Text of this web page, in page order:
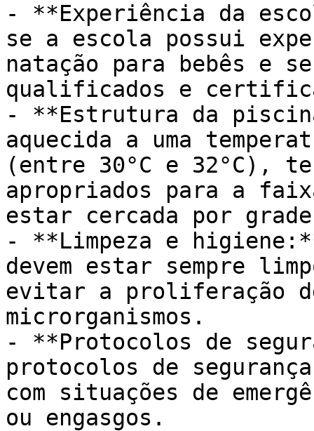
- **Experiência da
se a escola possui
natação para bebês e
qualificados e
- **Estrutura da
aquecida a uma
(entre 30°C e 32°C),
apropriados para a
estar cercada por
- **Limpeza e
devem estar sempre
evitar a proliferação
microrganismos.
- **Protocolos de
protocolos de
com situações de
ou engasgos.